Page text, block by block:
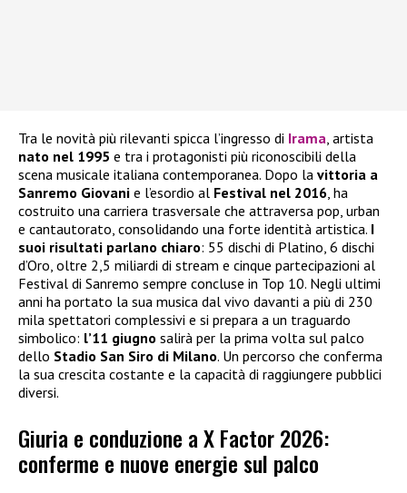
Tra le novità più rilevanti spicca l’ingresso di Irama , artista
nato nel 1995 e tra i protagonisti più riconoscibili della
scena musicale italiana contemporanea. Dopo la vittoria a
Sanremo Giovani e l’esordio al Festival nel 2016 , ha
costruito una carriera trasversale che attraversa pop, urban
e cantautorato, consolidando una forte identità artistica. I
suoi risultati parlano chiaro: 55 dischi di Platino, 6 dischi
d’Oro, oltre 2,5 miliardi di stream e cinque partecipazioni al
Festival di Sanremo sempre concluse in Top 10. Negli ultimi
anni ha portato la sua musica dal vivo davanti a più di 230
mila spettatori complessivi e si prepara a un traguardo
simbolico: l’11 giugno salirà per la prima volta sul palco
dello Stadio San Siro di Milano. Un percorso che conferma
la sua crescita costante e la capacità di raggiungere pubblici
diversi.
Giuria e conduzione a X Factor 2026:
conferme e nuove energie sul palco